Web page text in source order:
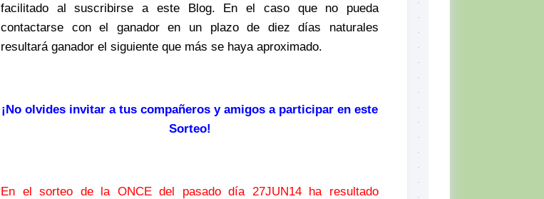
facilitado al suscribirse a este Blog. En el caso que no pueda
contactarse con el ganador en un plazo de diez días naturales
resultará ganador el siguiente que más se haya aproximado.
¡No olvides invitar a tus compañeros y amigos a participar en este
Sorteo!
En el sorteo de la ONCE del pasado día 27JUN14 ha resultado